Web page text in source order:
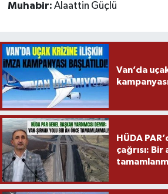
Muhabir: Alaattin Güçlü
Van’da
HÜDA
çağrısı: Bir